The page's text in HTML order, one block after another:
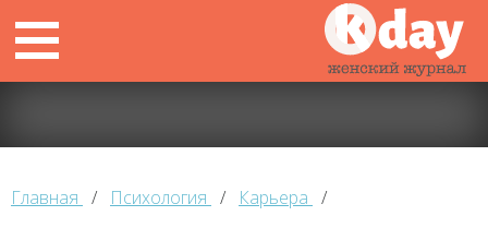
Главная / Психология / Карьера /